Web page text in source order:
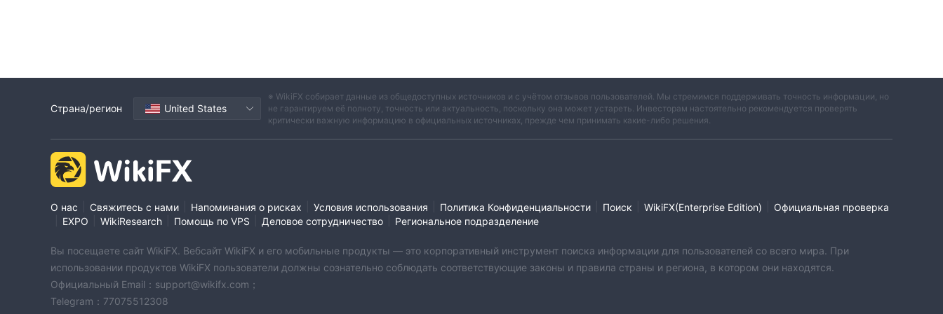
торговли. Минимальная сумма депозита определяет тип учетной записи: базовая учетная запись от 10 долларов
США, премиальная учетная запись от 300 долларов США, шариатская учетная запись от 3000 долларов США и
бесконечные учетные записи от 50 000 долларов США. С одной учетной записи можно торговать более чем 29
торговыми продуктами. Рассмотрим подробнее каждую учетную запись.
делает его отличным вариантом для новых трейдеров. Как и все другие учетные записи, базовая учетная запись
допускает минимальный торговый лот 0,01, но, в отличие от других, базовая учетная запись позволяет торговать не
записи установлено довольно высоким на уровне 1: 500, а спреды также довольно высоки, начиная с 2,5 пункта.
требуемый депозит составляет 3000 долларов США, а максимальное количество лотов, которыми клиенты могут
торговать через этот счет, составляет 20 лотов. Эта учетная запись имеет комиссию в размере 20 долларов США
за лот, а кредитное плечо установлено на уровне 1: 200. Спреды для этого счета довольно низкие и составляют 0,8.
БесконечныйАсчет
Страна/регион United States
※ WikiFX собирает данные из общедоступных источников и с учётом отзывов пользователей. Мы стремимся поддерживать точность информации, но
не гарантируем её полноту, точность или актуальность, поскольку она может устареть. Инвесторам настоятельно рекомендуется проверять
критически важную информацию в официальных источниках, прежде чем принимать какие-либо решения.
О нас Свяжитесь с нами Напоминания о рисках Условия использования Политика Конфиденциальности Поиск WikiFX(Enterprise Edition)
Официальная проверка
EXPO WikiResearch Помощь по VPS Деловое сотрудничество Региональное подразделение
Вы посещаете сайт WikiFX. Вебсайт WikiFX и его мобильные продукты — это корпоративный инструмент поиска информации для пользователей со всего мира. При
использовании продуктов WikiFX пользователи должны сознательно соблюдать соответствующие законы и правила страны и региона, в котором они находятся.
Официальный Email：support@wikifx.com；
Telegram：77075512308